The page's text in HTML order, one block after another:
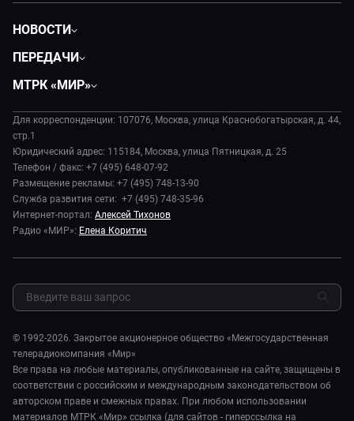
НОВОСТИ
Экономика
Происшествия
В содружестве
В мире
Наука и технологии
Здоровье и медицина
Спорт
Шоу-бизнес
Стиль жизни
Сад и огород
ПЕРЕДАЧИ
Дела судебные
Диктор делает
Игра в кино
Игра в кино. Мультфильмы
Исторический детектив
Миллион за 5 минут
Мировое соглашение
Предварительный диагноз
Пять причин поехать в...
МТРК «МИР»
История
Руководство
Новости компании
Пресса о нас
Карьера
Реклама
Закупки и тендеры
Обратная связь
Для корреспонденции: 107076, Москва, улица Краснобогатырская, д. 44,
стр.1
Юридический адрес: 115184, Москва, улица Пятницкая, д. 25
Телефон / факс: +7 (495) 648-07-92
Размещение рекламы: +7 (495) 748-13-90
Служба развития сети: +7 (495) 748-35-96
Интернет-портал: Алексей Тихонов
Радио «МИР»: Елена Коритич
© 1992-2026. Закрытое акционерное общество «Межгосударственная
телерадиокомпания «Мир»
Все права на любые материалы, опубликованные на сайте, защищены в
соответствии с российским и международным законодательством об
авторском праве и смежных правах. При любом использовании
материалов МТРК «Мир» ссылка (для сайтов - гиперссылка на